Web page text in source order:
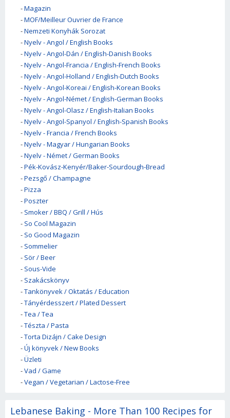
-Magazin
-MOF/Meilleur Ouvrier de France
-Nemzeti Konyhák Sorozat
-Nyelv - Angol / English Books
-Nyelv - Angol-Dán / English-Danish Books
-Nyelv - Angol-Francia / English-French Books
-Nyelv - Angol-Holland / English-Dutch Books
-Nyelv - Angol-Koreai / English-Korean Books
-Nyelv - Angol-Német / English-German Books
-Nyelv - Angol-Olasz / English-Italian Books
-Nyelv - Angol-Spanyol / English-Spanish Books
-Nyelv - Francia / French Books
-Nyelv - Magyar / Hungarian Books
-Nyelv - Német / German Books
-Pék-Kovász-Kenyér/Baker-Sourdough-Bread
-Pezsgő / Champagne
-Pizza
-Poszter
- Smoker / BBQ / Grill / Hús
- So Cool Magazin
- So Good Magazin
- Sommelier
- Sör / Beer
- Sous-Vide
- Szakácskönyv
-Tankönyvek / Oktatás / Education
-Tányérdesszert / Plated Dessert
-Tea / Tea
-Tészta / Pasta
-Torta Dizájn / Cake Design
-Új könyvek / New Books
-Üzleti
-Vad / Game
-Vegan / Vegetarian / Lactose-Free
Lebanese Baking - More Than 100 Recipes for